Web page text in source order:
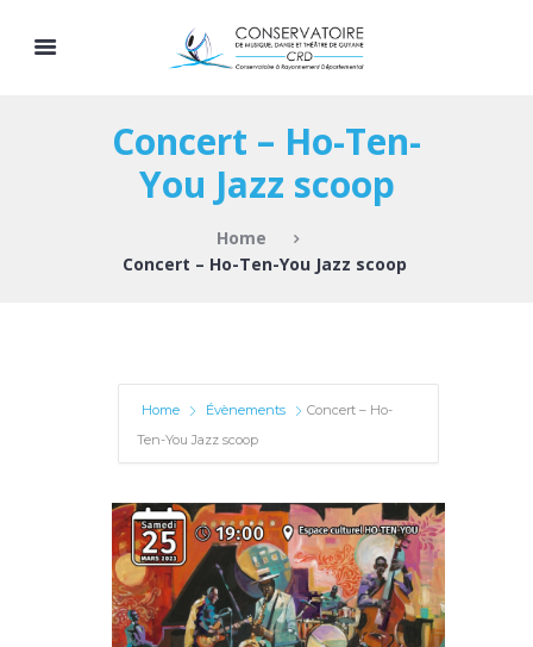
Concert – Ho-Ten-
You Jazz scoop
Home
Concert – Ho-Ten-You Jazz scoop
Home Évènements
Concert – Ho-
Ten-You Jazz scoop